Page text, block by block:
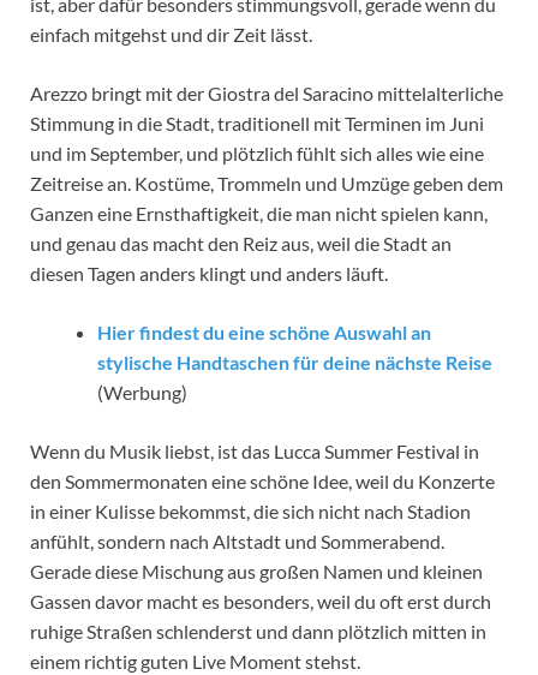
einfach mitgehst und dir Zeit lässt.
Arezzo bringt mit der Giostra del Saracino mittelalterliche
Stimmung in die Stadt, traditionell mit Terminen im Juni
und im September, und plötzlich fühlt sich alles wie eine
Zeitreise an. Kostüme, Trommeln und Umzüge geben dem
Ganzen eine Ernsthaftigkeit, die man nicht spielen kann,
und genau das macht den Reiz aus, weil die Stadt an
diesen Tagen anders klingt und anders läuft.
Hier findest du eine schöne Auswahl an
stylische Handtaschen für deine nächste Reise
(Werbung)
Wenn du Musik liebst, ist das Lucca Summer Festival in
den Sommermonaten eine schöne Idee, weil du Konzerte
in einer Kulisse bekommst, die sich nicht nach Stadion
anfühlt, sondern nach Altstadt und Sommerabend.
Gerade diese Mischung aus großen Namen und kleinen
Gassen davor macht es besonders, weil du oft erst durch
ruhige Straßen schlenderst und dann plötzlich mitten in
einem richtig guten Live Moment stehst.